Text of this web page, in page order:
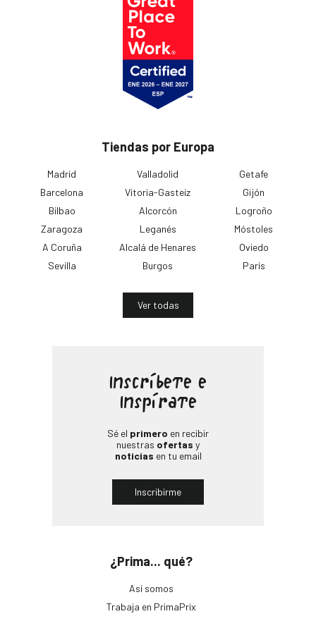
Tiendas por Europa
Madrid
Barcelona
Bilbao
Zaragoza
A Coruña
Sevilla
Valladolid
Vitoria-Gasteiz
Alcorcón
Leganés
Alcalá de Henares
Burgos
Getafe
Gijón
Logroño
Móstoles
Oviedo
París
Ver todas
¿Prima... qué?
Así somos
Trabaja en PrimaPrix
Inscríbete e
Inspírate
Sé el primero en recibir
nuestras ofertas y
noticias en tu email
Inscribirme